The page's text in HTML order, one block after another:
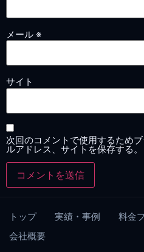
メール ※
サイト
次回のコメントで使用するため
ルアドレス、サイトを保存する。
トップ 実績・事例 料金
会社概要